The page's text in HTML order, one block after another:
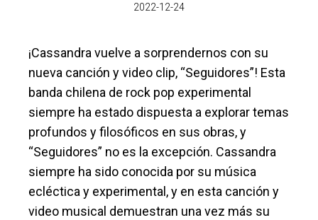
2022-12-24
¡Cassandra vuelve a sorprendernos con su
nueva canción y video clip, “Seguidores”! Esta
banda chilena de rock pop experimental
siempre ha estado dispuesta a explorar temas
profundos y filosóficos en sus obras, y
“Seguidores” no es la excepción. Cassandra
siempre ha sido conocida por su música
ecléctica y experimental, y en esta canción y
video musical demuestran una vez más su